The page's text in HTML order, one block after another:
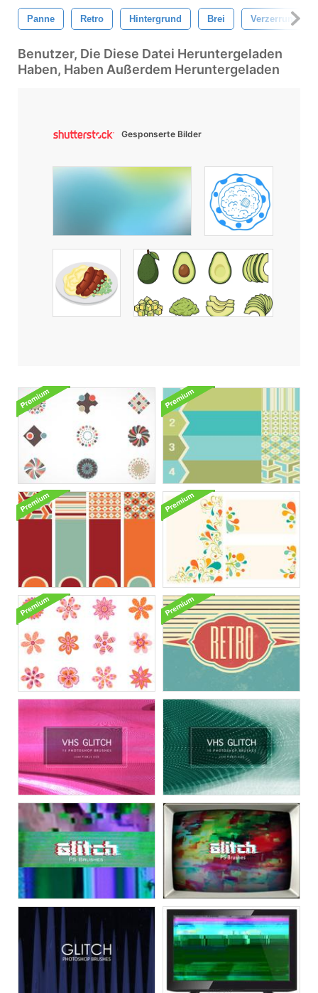
Panne Retro Hintergrund Brei Verzerrung
Benutzer, Die Diese Datei Heruntergeladen
Haben, Haben Außerdem Heruntergeladen
Gesponserte Bilder